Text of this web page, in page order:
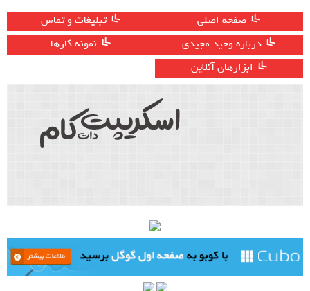
صفحه اصلی
تبلیغات و تماس
درباره وحید مجیدی
نمونه کارها
ابزارهای آنلاین